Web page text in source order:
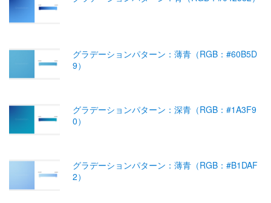
グラデーションパターン：薄青（RGB：#60B5D
9）
グラデーションパターン：深青（RGB：#1A3F9
0）
グラデーションパターン：薄青（RGB：#B1DAF
2）